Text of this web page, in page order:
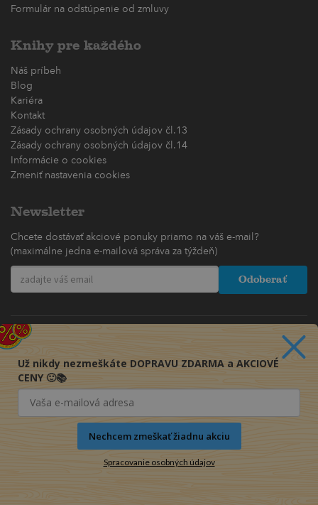
Formulár na odstúpenie od zmluvy
Knihy pre každého
Náš príbeh
Blog
Kariéra
Kontakt
Zásady ochrany osobných údajov čl.13
Zásady ochrany osobných údajov čl.14
Informácie o cookies
Zmeniť nastavenia cookies
Newsletter
Chcete dostávať akciové ponuky priamo na váš e-mail?
(maximálne jedna e-mailová správa za týždeň)
Odoberať
Už nikdy nezmeškáte DOPRAVU ZDARMA a AKCIOVÉ
CENY 🙂📚
Nechcem zmeškať žiadnu akciu
Spracovanie osobných údajov